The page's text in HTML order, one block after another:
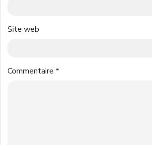
Site web
Commentaire *